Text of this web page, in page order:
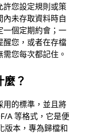
許您設定規則或策
未存取資料時自
一個定期約會；一
醒您，或者在存檔
您每次都記住。
？
用的標準，並且將
A 等格式，它是便
版本，專為歸檔和